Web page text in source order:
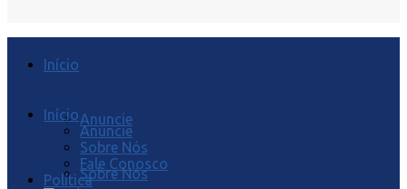
Início
Anuncie
Sobre Nós
Início
Anuncie
Sobre Nós
Fale Conosco
Política